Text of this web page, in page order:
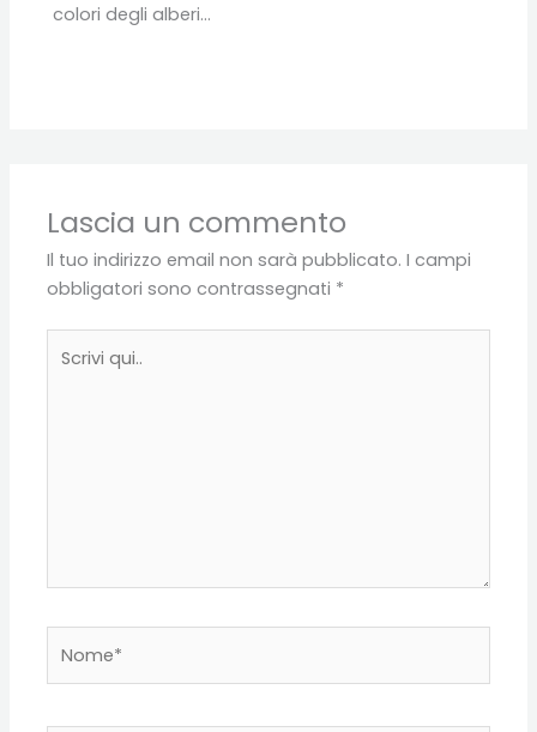
colori degli alberi…
Lascia un commento
Il tuo indirizzo email non sarà pubblicato. I campi
obbligatori sono contrassegnati *
qui..